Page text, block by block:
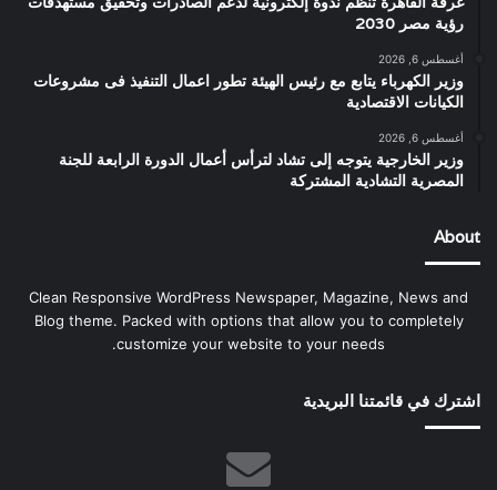
رؤية مصر 2030
أغسطس 6, 2026
وزير الكهرباء يتابع مع رئيس الهيئة تطور اعمال التنفيذ فى مشروعات
الكيانات الاقتصادية
أغسطس 6, 2026
وزير الخارجية يتوجه إلى تشاد لترأس أعمال الدورة الرابعة للجنة
المصرية التشادية المشتركة
About
Clean Responsive WordPress Newspaper, Magazine, News and
Blog theme. Packed with options that allow you to completely
customize your website to your needs.
اشترك في قائمتنا البريدية